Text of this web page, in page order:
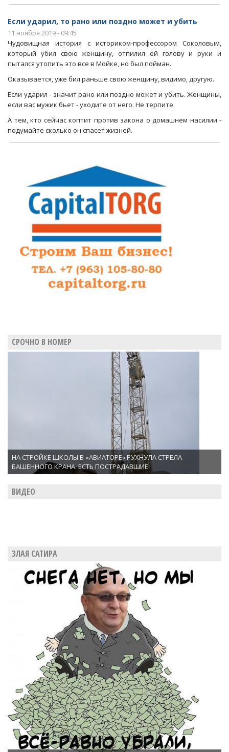
Если ударил, то рано или поздно может и убить
11 ноября 2019 - 09:45
Чудовищная история с историком-профессором Соколовым,
который убил свою женщину, отпилил ей голову и руки и
пытался утопить это все в Мойке, но был пойман.
Оказывается, уже бил раньше свою женщину, видимо, другую.
Если ударил - значит рано или поздно может и убить. Женщины,
если вас мужик бьет - уходите от него. Не терпите.
А тем, кто сейчас коптит против закона о домашнем насилии -
подумайте сколько он спасет жизней.
СРОЧНО В НОМЕР
НА СТРОЙКЕ ШКОЛЫ В «АВИАТОРЕ» РУХНУЛА СТРЕЛА
БАШЕННОГО КРАНА. ЕСТЬ ПОСТРАДАВШИЕ
ВИДЕО
ЗЛАЯ САТИРА